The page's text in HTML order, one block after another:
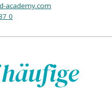
academy.com
0